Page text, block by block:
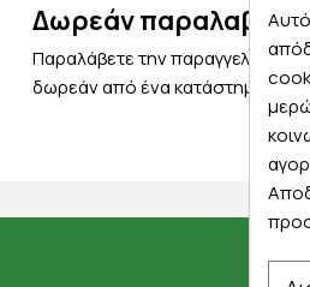
Δωρεάν παραλαβή
Παραλάβετε την παραγγελία σας
δωρεάν από ένα κατάστημα μας